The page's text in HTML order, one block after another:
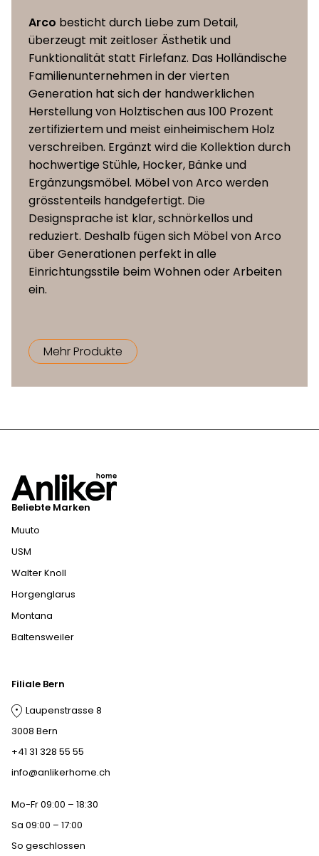
Tischplatte
(massiv, Furnier)
Säule
Eiche oder Nussbaum
(Furnier)
Fuss
Eiche oder Nussbaum
(Furnier), Epoxid-
Feintextur auf Stahl
Arco besticht durch Liebe zum Detail,
überzeugt mit zeitloser Ästhetik und
Funktionalität statt Firlefanz. Das Holländische
Familienunternehmen in der vierten
Generation hat sich der handwerklichen
Herstellung von Holztischen aus 100 Prozent
zertifiziertem und meist einheimischem Holz
verschreiben. Ergänzt wird die Kollektion durch
hochwertige Stühle, Hocker, Bänke und
Ergänzungsmöbel. Möbel von Arco werden
grösstenteils handgefertigt. Die
Designsprache ist klar, schnörkellos und
reduziert. Deshalb fügen sich Möbel von Arco
über Generationen perfekt in alle
Einrichtungsstile beim Wohnen oder Arbeiten
ein.
Mehr Produkte
Beliebte Marken
Muuto
USM
Walter Knoll
Horgenglarus
Montana
Baltensweiler
Filiale Bern
Laupenstrasse 8
3008 Bern
+41 31 328 55 55
info@anlikerhome.ch
Mo-Fr 09:00 – 18:30
Sa 09:00 – 17:00
So geschlossen